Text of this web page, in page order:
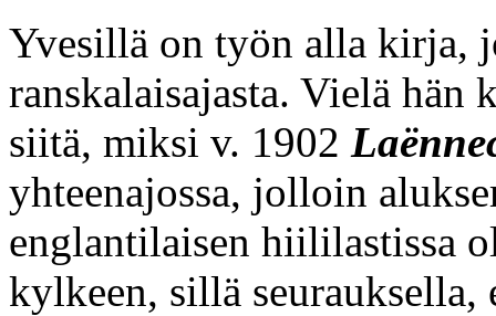
Yvesillä on työn alla kirja,
ranskalaisajasta. Vielä hän
siitä, miksi v. 1902
yhteenajossa, jolloin
englantilaisen hiililastissa
kylkeen, sillä